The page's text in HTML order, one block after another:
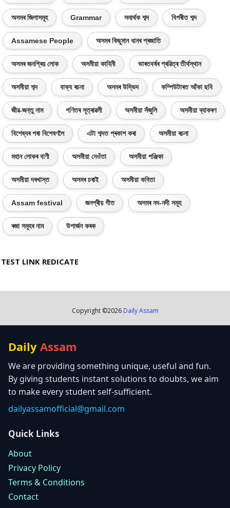
অসমৰ জিলাসমূহ Grammar সমাৰ্থক শব্দ বিপৰীত শব্দ
Assamese People অসমৰ কিছুমান ধানৰ প্ৰজাতি
অসমৰ জনপ্ৰিয় লোক অসমীয়া কাহিনী ভাৰতবৰ্ষৰ প্ৰৱিত্ৰ তীৰ্থস্থান
অসমীয়া শব্দ বাক্য ৰচনা অসমৰ উদ্ভিদ কম্পিউটাৰত আঁকা ছবি
জীৱ-জন্তু নাম গণিতৰ সূত্ৰাৱলী অসমীয়া সঁজুলি অসমীয়া ব্যাকৰণ
বিশেষ্যৰ পৰা বিশেষণলৈ এটা শব্দত প্ৰকাশ কৰা অসমীয়া ৰচনা
মহান লোকৰ বাণী অসমীয়া নেওঁতা অসমীয়া পঞ্জিকা
অসমীয়া দৰখাস্ত অসমৰ চৰাই অসমীয়া কবিতা
Assam festival জনপ্ৰীয় গীত অসমৰ নদ-নদী সমূহ
ৰজা সমূহৰ নাম উপাৰ্জন কৰক
TEST LINK REDICATE
Copyright ©2026 Daily Assam
Daily Assam
We are providing something unique, useful and fun.
By giving students instant solutions to doubts, we aim
to make every student self-sufficient.
dailyassamofficial@gmail.com
Quick Links
About
Privacy Policy
Terms & Conditions
Contact